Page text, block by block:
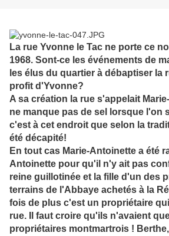
La rue Yvonne le Tac ne porte ce
1968. Sont-ce les événements de
les élus du quartier à débaptiser la
profit d'Yvonne?
A sa création la rue s'appelait
ne manque pas de sel lorsque l'on
c'est à cet endroit que selon la
été décapité!
En tout cas Marie-Antoinette a été
Antoinette pour qu'il n'y ait pas
reine guillotinée et la fille d'un des
terrains de l'Abbaye achetés à la
fois de plus c'est un propriétaire
rue. Il faut croire qu'ils n'avaient
propriétaires montmartrois !